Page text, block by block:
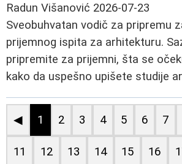
Radun Višanović 2026-07-23
Sveobuhvatan vodič za pripremu
prijemnog ispita za arhitekturu.
pripremite za prijemni, šta se
kako da uspešno upišete studije
◀ 1 2 3 4 5 6 7
11 12 13 14 15 16